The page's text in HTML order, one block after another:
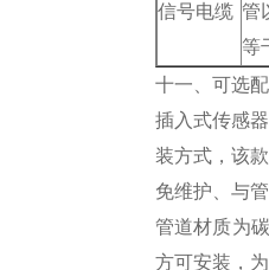
信号电缆 管
等
十一、可选
插入式传感
装方式，该
免维护、与
管道材质为
方可安装，